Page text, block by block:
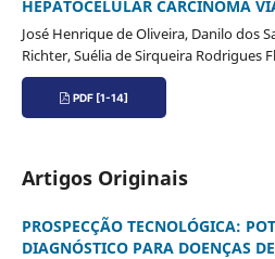
HEPATOCELULAR CARCINOMA
José Henrique de Oliveira, Danilo dos
Richter, Suélia de Sirqueira Rodrigues
PDF [1-14]
Artigos Originais
PROSPECÇÃO TECNOLÓGICA:
DIAGNÓSTICO PARA DOENÇAS